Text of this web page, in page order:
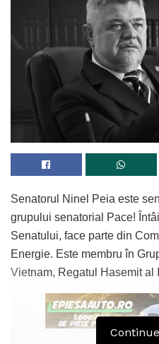
Senatorul Ninel Peia este
grupului senatorial Pace!
Senatului, face parte din
Energie. Este membru în
Vietnam, Regatul Hasemit al